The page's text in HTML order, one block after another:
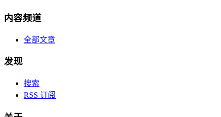
内容频道
全部文章
发现
搜索
RSS 订阅